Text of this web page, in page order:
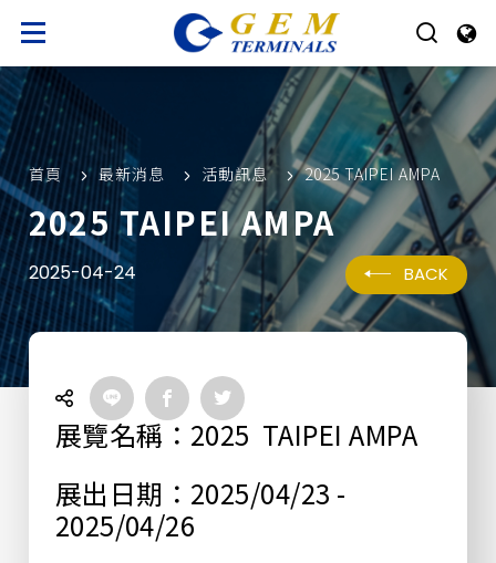
首頁 最新消息 活動訊息 2025 TAIPEI AMPA
2025 TAIPEI AMPA
2025-04-24 BACK
展覽名稱：2025 TAIPEI AMPA
展出日期：2025/04/23 -
2025/04/26